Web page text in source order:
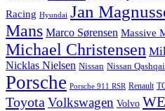
Racing Hyundai Jan
Mans Marco Sørensen Massive
Michael Christensen
Nicklas Nielsen Nissan Nissan Qashqai
Porsche Porsche 911 RSR Renault
Toyota Volkswagen Volvo